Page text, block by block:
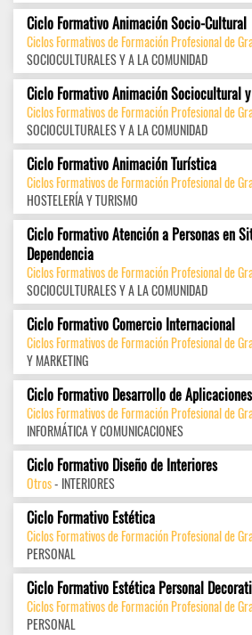
Ciclo Formativo Animación Socio-Cultural
Ciclos Formativos de Formación Profesional de
SOCIOCULTURALES Y A LA COMUNIDAD
Ciclo Formativo Animación Sociocultural
Ciclos Formativos de Formación Profesional de
SOCIOCULTURALES Y A LA COMUNIDAD
Ciclo Formativo Animación Turística
Ciclos Formativos de Formación Profesional de
HOSTELERÍA Y TURISMO
Ciclo Formativo Atención a Personas en
Dependencia
Ciclos Formativos de Formación Profesional de
SOCIOCULTURALES Y A LA COMUNIDAD
Ciclo Formativo Comercio Internacional
Ciclos Formativos de Formación Profesional de
Y MARKETING
Ciclo Formativo Desarrollo de
Ciclos Formativos de Formación Profesional de
INFORMÁTICA Y COMUNICACIONES
Ciclo Formativo Diseño de Interiores
Otros- INTERIORES
Ciclo Formativo Estética
Ciclos Formativos de Formación Profesional de
PERSONAL
Ciclo Formativo Estética Personal
Ciclos Formativos de Formación Profesional de
PERSONAL